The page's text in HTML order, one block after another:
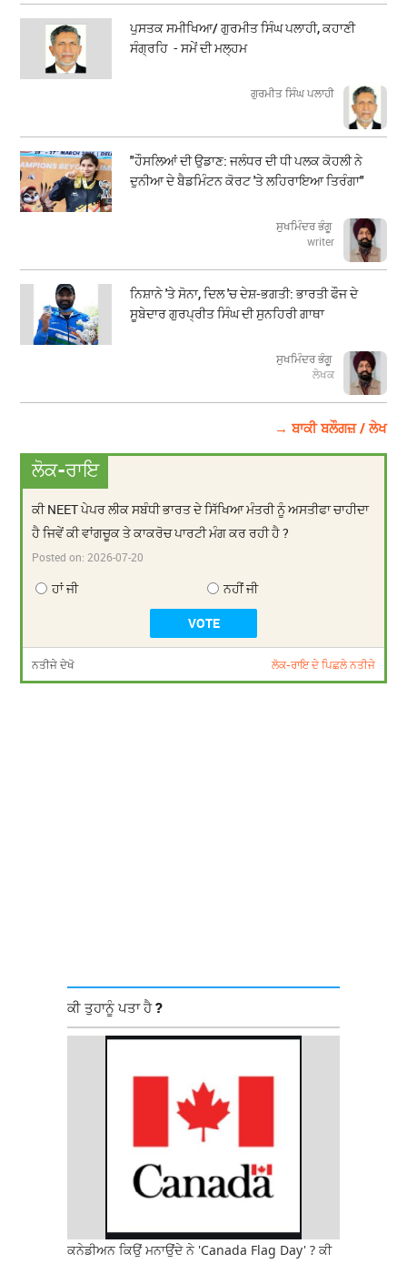
ਪੁਸਤਕ ਸਮੀਖਿਆ/ ਗੁਰਮੀਤ ਸਿੰਘ ਪਲਾਹੀ, ਕਹਾਣੀ
ਸੰਗ੍ਰਹਿ - ਸਮੇਂ ਦੀ ਮਲ੍ਹਮ
ਗੁਰਮੀਤ ਸਿੰਘ ਪਲਾਹੀ
"ਹੌਸਲਿਆਂ ਦੀ ਉਡਾਣ: ਜਲੰਧਰ ਦੀ ਧੀ ਪਲਕ ਕੋਹਲੀ ਨੇ
ਦੁਨੀਆ ਦੇ ਬੈਡਮਿੰਟਨ ਕੋਰਟ 'ਤੇ ਲਹਿਰਾਇਆ ਤਿਰੰਗਾ"
ਸੁਖਮਿੰਦਰ ਭੰਗੂ
writer
ਨਿਸ਼ਾਨੇ 'ਤੇ ਸੋਨਾ, ਦਿਲ 'ਚ ਦੇਸ਼-ਭਗਤੀ: ਭਾਰਤੀ ਫੌਜ ਦੇ
ਸੂਬੇਦਾਰ ਗੁਰਪ੍ਰੀਤ ਸਿੰਘ ਦੀ ਸੁਨਹਿਰੀ ਗਾਥਾ
ਸੁਖਮਿੰਦਰ ਭੰਗੂ
ਲੇਖਕ
→ ਬਾਕੀ ਬਲੌਗਜ਼ / ਲੇਖ
ਲੋਕ-ਰਾਇ
ਕੀ NEET ਪੇਪਰ ਲੀਕ ਸਬੰਧੀ ਭਾਰਤ ਦੇ ਸਿੱਖਿਆ ਮੰਤਰੀ ਨੂੰ ਅਸਤੀਫਾ ਚਾਹੀਦਾ
ਹੈ ਜਿਵੇਂ ਕੀ ਵਾਂਗਚੂਕ ਤੇ ਕਾਕਰੋਚ ਪਾਰਟੀ ਮੰਗ ਕਰ ਰਹੀ ਹੈ ?
Posted on:2026-07-20
ਹਾਂ ਜੀ ਨਹੀਂ ਜੀ
ਨਤੀਜੇ ਦੇਖੋ ਲੋਕ-ਰਾਇ ਦੇ ਪਿਛਲੇ ਨਤੀਜੇ
ਕੀ ਤੁਹਾਨੂੰ ਪਤਾ ਹੈ ?
ਕਨੇਡੀਅਨ ਕਿਉਂ ਮਨਾਉਂਦੇ ਨੇ 'Canada Flag Day' ? ਕੀ